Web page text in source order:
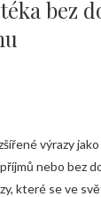
bez
výrazy
nebo bez
které se ve